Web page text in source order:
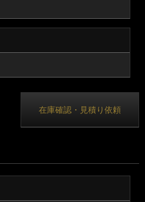
在庫確認・見積り依頼